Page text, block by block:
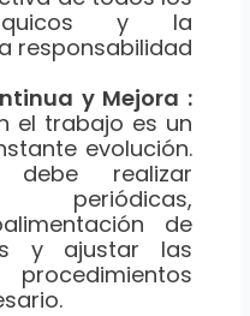
y la
responsabilidad
y Mejora :
el trabajo es un
evolución.
debe realizar
periódicas,
de
y ajustar las